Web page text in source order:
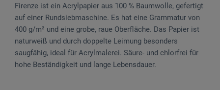
Firenze ist ein Acrylpapier aus 100 % Baumwolle, gefertigt
auf einer Rundsiebmaschine. Es hat eine Grammatur von
400 g/m² und eine grobe, raue Oberfläche. Das Papier ist
naturweiß und durch doppelte Leimung besonders
saugfähig, ideal für Acrylmalerei. Säure- und chlorfrei für
hohe Beständigkeit und lange Lebensdauer.